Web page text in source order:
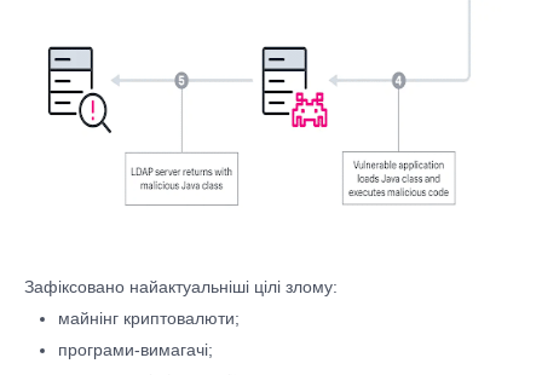
Зафіксовано найактуальніші цілі злому:
майнінг криптовалюти;
програми-вимагачі;